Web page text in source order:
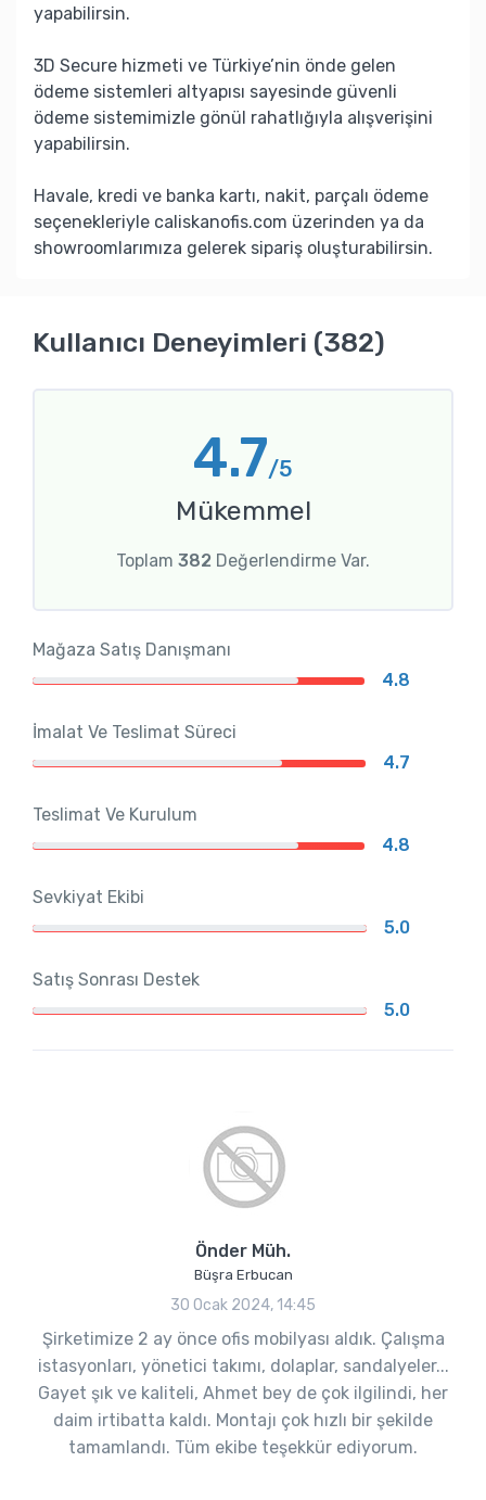
yapabilirsin.
3D Secure hizmeti ve Türkiye’nin önde gelen
ödeme sistemleri altyapısı sayesinde güvenli
ödeme sistemimizle gönül rahatlığıyla alışverişini
yapabilirsin.
Havale, kredi ve banka kartı, nakit, parçalı ödeme
seçenekleriyle caliskanofis.com üzerinden ya da
showroomlarımıza gelerek sipariş oluşturabilirsin.
Kullanıcı Deneyimleri (382)
4.7/5
Mükemmel
Toplam 382 Değerlendirme Var.
Mağaza Satış Danışmanı
4.8
İmalat Ve Teslimat Süreci
4.7
Teslimat Ve Kurulum
4.8
Sevkiyat Ekibi
5.0
Satış Sonrası Destek
5.0
Önder Müh.
Büşra Erbucan
30 Ocak 2024, 14:45
Şirketimize 2 ay önce ofis mobilyası aldık. Çalışma
istasyonları, yönetici takımı, dolaplar, sandalyeler...
Gayet şık ve kaliteli, Ahmet bey de çok ilgilindi, her
daim irtibatta kaldı. Montajı çok hızlı bir şekilde
tamamlandı. Tüm ekibe teşekkür ediyorum.